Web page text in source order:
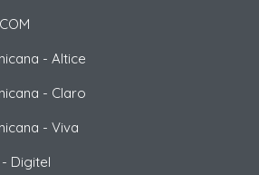
- Altice
- Claro
- Viva
- Digitel